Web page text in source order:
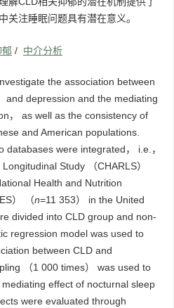
关注睡眠问题具有潜在意义。
郁 / 中介分析
the association between
and depression and the mediating
， as well as the consistency of
and American populations.
databases were integrated， i.e.，
Study （CHARLS）
Health and Nutrition
） （n=11 353） in the United
divided into CLD group and non-
regression model was used to
between CLD and
（1 000 times） was used to
effect of nocturnal sleep
were evaluated through